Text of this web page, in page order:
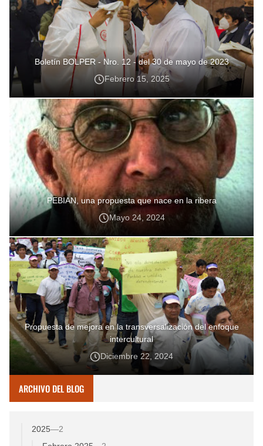
Boletín BOLPER - Nro. 12 - del 30 de mayo de 2023
Febrero 15, 2025
PEBIAN, una propuesta que nace en la ribera
Mayo 24, 2024
Propuesta de mejora en la transversalización del enfoque
intercultural
Diciembre 22, 2024
ARCHIVO DEL BLOG
2025—2